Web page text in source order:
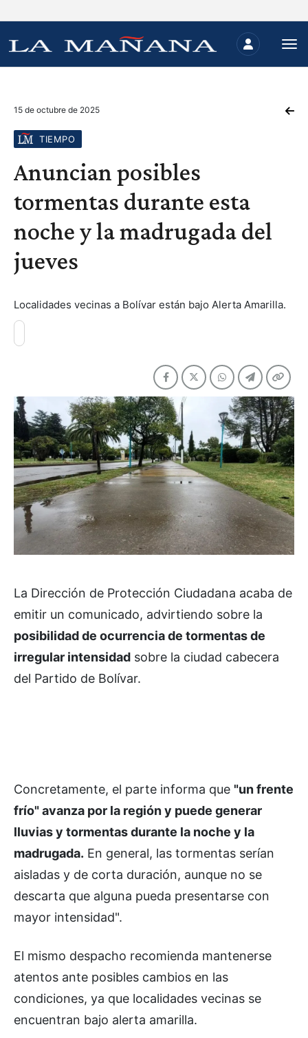
15 de octubre de 2025
TIEMPO
Anuncian posibles
tormentas durante esta
noche y la madrugada del
jueves
Localidades vecinas a Bolívar están bajo Alerta Amarilla.
La Dirección de Protección Ciudadana acaba de
emitir un comunicado, advirtiendo sobre la
posibilidad de ocurrencia de tormentas de
irregular intensidad sobre la ciudad cabecera
del Partido de Bolívar.
Concretamente, el parte informa que "un frente
frío" avanza por la región y puede generar
lluvias y tormentas durante la noche y la
madrugada. En general, las tormentas serían
aisladas y de corta duración, aunque no se
descarta que alguna pueda presentarse con
mayor intensidad".
El mismo despacho recomienda mantenerse
atentos ante posibles cambios en las
condiciones, ya que localidades vecinas se
encuentran bajo alerta amarilla.